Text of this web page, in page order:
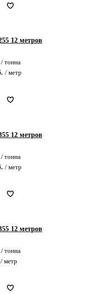
12 метров
/ тонна
/ метр
12 метров
/ тонна
/ метр
12 метров
/ тонна
/ метр